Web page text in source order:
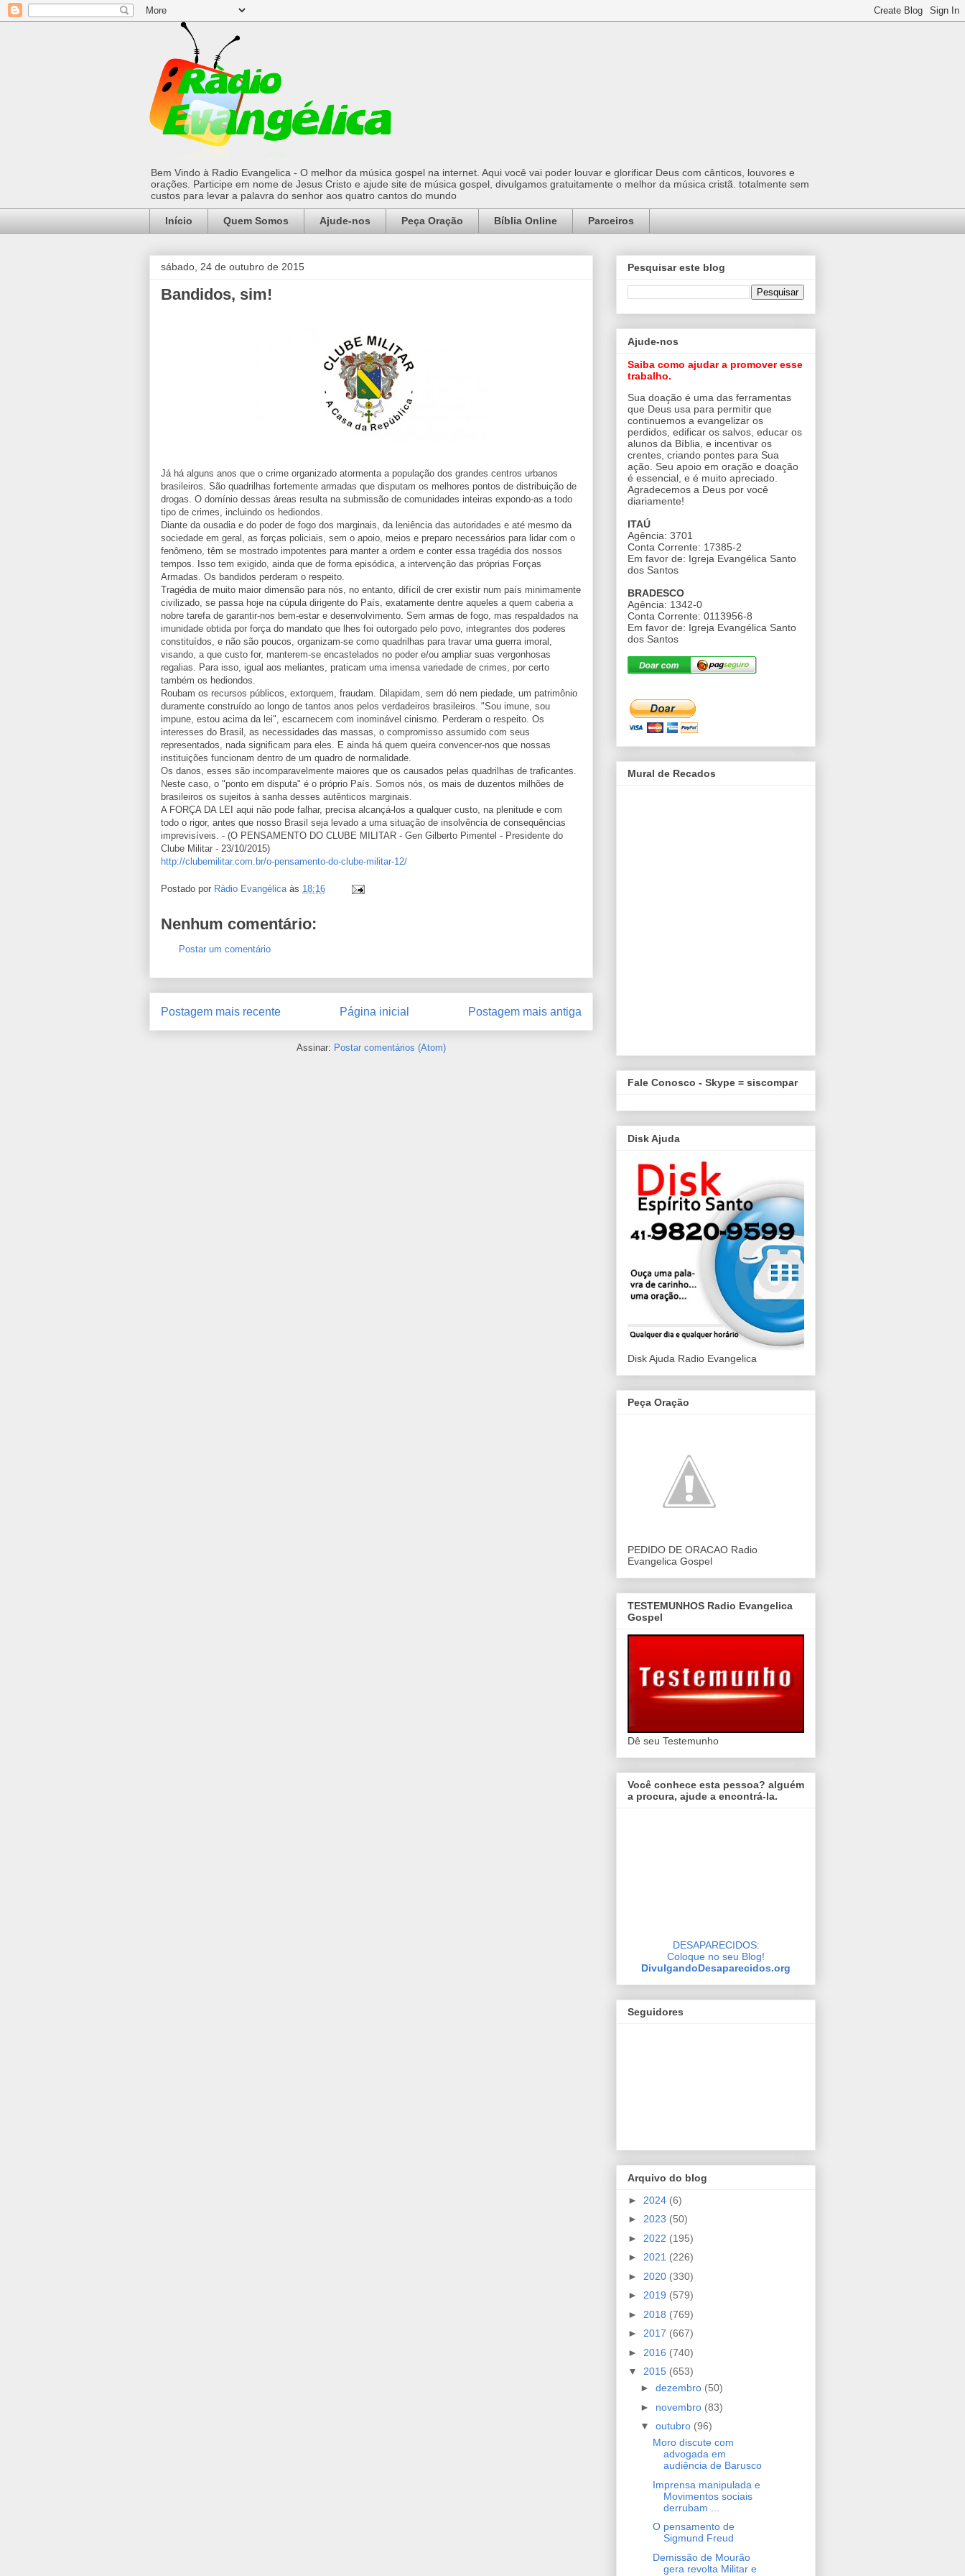
Bem Vindo à Radio Evangelica - O melhor da música gospel na internet. Aqui você vai poder louvar e glorificar Deus com cânticos, louvores e
orações. Participe em nome de Jesus Cristo e ajude site de música gospel, divulgamos gratuitamente o melhor da música cristã. totalmente sem
custos para levar a palavra do senhor aos quatro cantos do mundo
Início Quem Somos Ajude-nos Peça Oração Bíblia Online Parceiros
sábado, 24 de outubro de 2015
Bandidos, sim!
Já há alguns anos que o crime organizado atormenta a população dos grandes centros urbanos
brasileiros. São quadrilhas fortemente armadas que disputam os melhores pontos de distribuição de
drogas. O domínio dessas áreas resulta na submissão de comunidades inteiras expondo-as a todo
tipo de crimes, incluindo os hediondos.
Diante da ousadia e do poder de fogo dos marginais, da leniência das autoridades e até mesmo da
sociedade em geral, as forças policiais, sem o apoio, meios e preparo necessários para lidar com o
fenômeno, têm se mostrado impotentes para manter a ordem e conter essa tragédia dos nossos
tempos. Isso tem exigido, ainda que de forma episódica, a intervenção das próprias Forças
Armadas. Os bandidos perderam o respeito.
Tragédia de muito maior dimensão para nós, no entanto, difícil de crer existir num país minimamente
civilizado, se passa hoje na cúpula dirigente do País, exatamente dentre aqueles a quem caberia a
nobre tarefa de garantir-nos bem-estar e desenvolvimento. Sem armas de fogo, mas respaldados na
imunidade obtida por força do mandato que lhes foi outorgado pelo povo, integrantes dos poderes
constituídos, e não são poucos, organizam-se como quadrilhas para travar uma guerra imoral,
visando, a que custo for, manterem-se encastelados no poder e/ou ampliar suas vergonhosas
regalias. Para isso, igual aos meliantes, praticam uma imensa variedade de crimes, por certo
também os hediondos.
Roubam os recursos públicos, extorquem, fraudam. Dilapidam, sem dó nem piedade, um patrimônio
duramente construído ao longo de tantos anos pelos verdadeiros brasileiros. "Sou imune, sou
impune, estou acima da lei", escarnecem com inominável cinismo. Perderam o respeito. Os
interesses do Brasil, as necessidades das massas, o compromisso assumido com seus
representados, nada significam para eles. E ainda há quem queira convencer-nos que nossas
instituições funcionam dentro de um quadro de normalidade.
Os danos, esses são incomparavelmente maiores que os causados pelas quadrilhas de traficantes.
Neste caso, o "ponto em disputa" é o próprio País. Somos nós, os mais de duzentos milhões de
brasileiros os sujeitos à sanha desses autênticos marginais.
A FORÇA DA LEI aqui não pode falhar, precisa alcançá-los a qualquer custo, na plenitude e com
todo o rigor, antes que nosso Brasil seja levado a uma situação de insolvência de consequências
imprevisíveis. - (O PENSAMENTO DO CLUBE MILITAR - Gen Gilberto Pimentel - Presidente do
Clube Militar - 23/10/2015)
http://clubemilitar.com.br/o-pensamento-do-clube-militar-12/
Postado por Rádio Evangélica às 18:16
Nenhum comentário:
Postar um comentário
Postagem mais recente Postagem mais antiga
Página inicial
Assinar: Postar comentários (Atom)
Pesquisar este blog
Ajude-nos
Saiba como ajudar a promover esse
trabalho.
Sua doação é uma das ferramentas
que Deus usa para permitir que
continuemos a evangelizar os
perdidos, edificar os salvos, educar os
alunos da Bíblia, e incentivar os
crentes, criando pontes para Sua
ação. Seu apoio em oração e doação
é essencial, e é muito apreciado.
Agradecemos a Deus por você
diariamente!
ITAÚ
Agência: 3701
Conta Corrente: 17385-2
Em favor de: Igreja Evangélica Santo
dos Santos
BRADESCO
Agência: 1342-0
Conta Corrente: 0113956-8
Em favor de: Igreja Evangélica Santo
dos Santos
Mural de Recados
Fale Conosco - Skype = siscompar
Disk Ajuda
Disk Ajuda Radio Evangelica
Peça Oração
PEDIDO DE ORACAO Radio
Evangelica Gospel
TESTEMUNHOS Radio Evangelica
Gospel
Dê seu Testemunho
Você conhece esta pessoa? alguém
a procura, ajude a encontrá-la.
DESAPARECIDOS:
Coloque no seu Blog!
DivulgandoDesaparecidos.org
Seguidores
Arquivo do blog
► 2024 (6)
► 2023 (50)
► 2022 (195)
► 2021 (226)
► 2020 (330)
► 2019 (579)
► 2018 (769)
► 2017 (667)
► 2016 (740)
▼ 2015 (653)
► dezembro (50)
► novembro (83)
▼ outubro (96)
Moro discute com
advogada em
audiência de Barusco
Imprensa manipulada e
Movimentos sociais
derrubam ...
O pensamento de
Sigmund Freud
Demissão de Mourão
gera revolta Militar e